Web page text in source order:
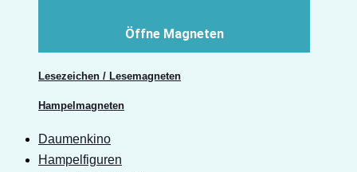
Öffne Magneten
Lesezeichen / Lesemagneten
Hampelmagneten
Daumenkino
Hampelfiguren